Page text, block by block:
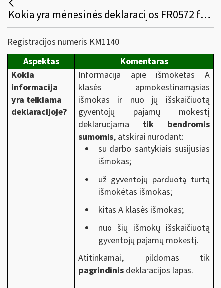
Kokia yra mėnesinės deklaracijos FR0572 formos pildymo, teikimo ir tikslinimo tvarka 2017 m.?
Registracijos numeris KM1140
Aspektas
Komentaras
Kokia
informacija
yra teikiama
deklaracijoje?
Informacija apie išmokėtas A
klasės apmokestinamąsias
išmokas ir nuo jų išskaičiuotą
gyventojų pajamų mokestį
deklaruojama tik bendromis
sumomis, atskirai nurodant:
su darbo santykiais susijusias
išmokas;
už gyventojų parduotą turtą
išmokėtas išmokas;
kitas A klasės išmokas;
nuo šių išmokų išskaičiuotą
gyventojų pajamų mokestį.
Atitinkamai, pildomas tik
pagrindinis deklaracijos lapas.